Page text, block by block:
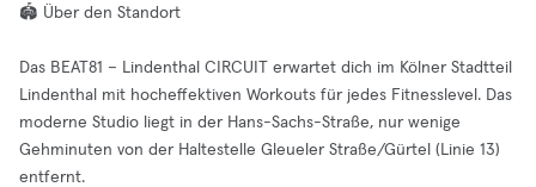
🏟️ Über den Standort
Das BEAT81 – Lindenthal CIRCUIT erwartet dich im Kölner Stadtteil
Lindenthal mit hocheffektiven Workouts für jedes Fitnesslevel. Das
moderne Studio liegt in der Hans-Sachs-Straße, nur wenige
Gehminuten von der Haltestelle Gleueler Straße/Gürtel (Linie 13)
entfernt.